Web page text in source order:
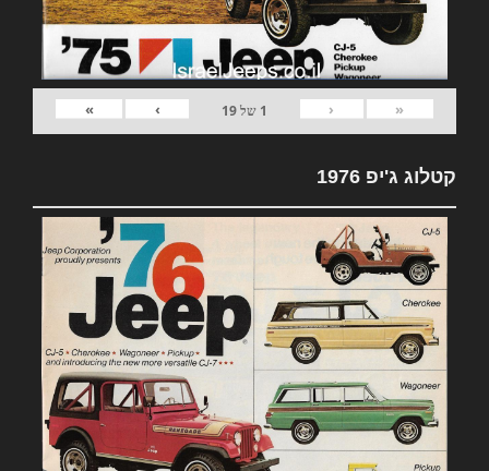
«
‹
1 של19
›
»
קטלוג ג'יפ 1976